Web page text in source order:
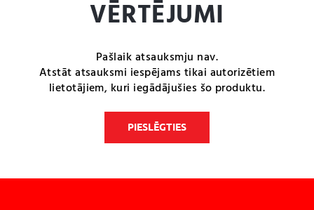
VĒRTĒJUMI
Pašlaik atsauksmju nav.
Atstāt atsauksmi iespējams tikai autorizētiem
lietotājiem, kuri iegādājušies šo produktu.
PIESLĒGTIES